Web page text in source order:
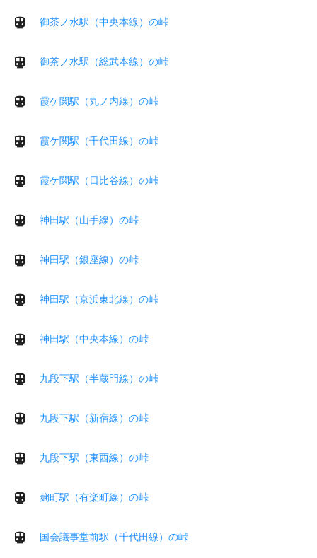
御茶ノ水駅（中央本線）の峠
御茶ノ水駅（総武本線）の峠
霞ケ関駅（丸ノ内線）の峠
霞ケ関駅（千代田線）の峠
霞ケ関駅（日比谷線）の峠
神田駅（山手線）の峠
神田駅（銀座線）の峠
神田駅（京浜東北線）の峠
神田駅（中央本線）の峠
九段下駅（半蔵門線）の峠
九段下駅（新宿線）の峠
九段下駅（東西線）の峠
麹町駅（有楽町線）の峠
国会議事堂前駅（千代田線）の峠